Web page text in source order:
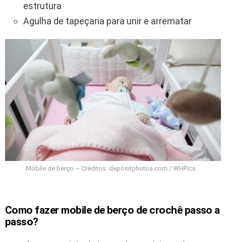
estrutura
Agulha de tapeçaria para unir e arrematar
Móbile de berço – Créditos: depositphotos.com / WHPics
Como fazer mobile de berço de crochê passo a
passo?